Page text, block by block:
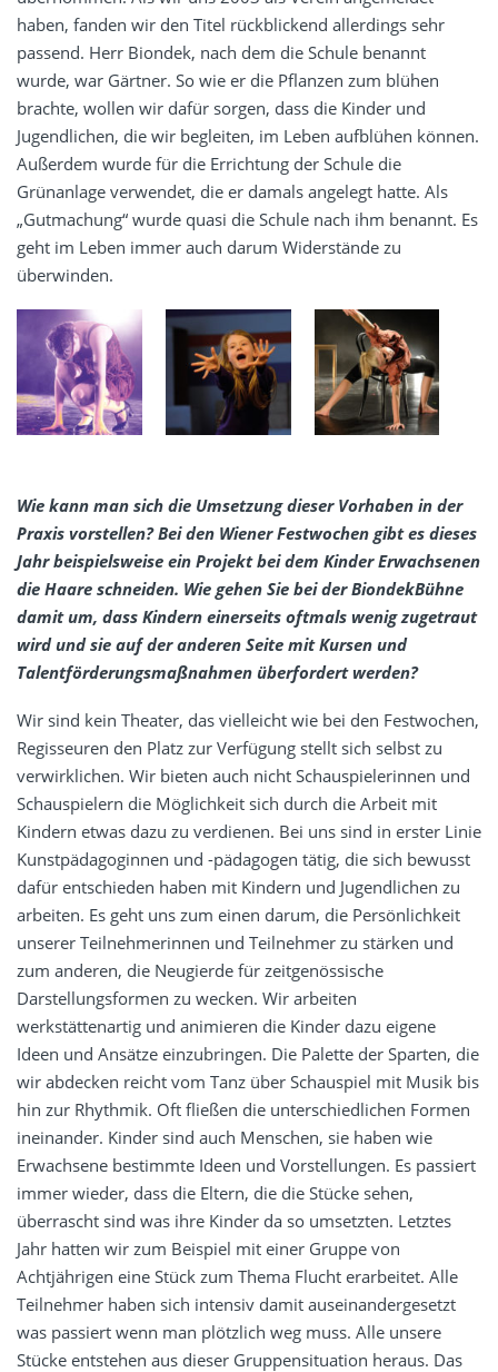
haben, fanden wir den Titel rückblickend allerdings sehr
passend. Herr Biondek, nach dem die Schule benannt
wurde, war Gärtner. So wie er die Pflanzen zum blühen
brachte, wollen wir dafür sorgen, dass die Kinder und
Jugendlichen, die wir begleiten, im Leben aufblühen können.
Außerdem wurde für die Errichtung der Schule die
Grünanlage verwendet, die er damals angelegt hatte. Als
„Gutmachung“ wurde quasi die Schule nach ihm benannt. Es
geht im Leben immer auch darum Widerstände zu
überwinden.
Wie kann man sich die Umsetzung dieser Vorhaben in der
Praxis vorstellen? Bei den Wiener Festwochen gibt es dieses
Jahr beispielsweise ein Projekt bei dem Kinder Erwachsenen
die Haare schneiden. Wie gehen Sie bei der BiondekBühne
damit um, dass Kindern einerseits oftmals wenig zugetraut
wird und sie auf der anderen Seite mit Kursen und
Talentförderungsmaßnahmen überfordert werden?
Wir sind kein Theater, das vielleicht wie bei den Festwochen,
Regisseuren den Platz zur Verfügung stellt sich selbst zu
verwirklichen. Wir bieten auch nicht Schauspielerinnen und
Schauspielern die Möglichkeit sich durch die Arbeit mit
Kindern etwas dazu zu verdienen. Bei uns sind in erster Linie
Kunstpädagoginnen und -pädagogen tätig, die sich bewusst
dafür entschieden haben mit Kindern und Jugendlichen zu
arbeiten. Es geht uns zum einen darum, die Persönlichkeit
unserer Teilnehmerinnen und Teilnehmer zu stärken und
zum anderen, die Neugierde für zeitgenössische
Darstellungsformen zu wecken. Wir arbeiten
werkstättenartig und animieren die Kinder dazu eigene
Ideen und Ansätze einzubringen. Die Palette der Sparten, die
wir abdecken reicht vom Tanz über Schauspiel mit Musik bis
hin zur Rhythmik. Oft fließen die unterschiedlichen Formen
ineinander. Kinder sind auch Menschen, sie haben wie
Erwachsene bestimmte Ideen und Vorstellungen. Es passiert
immer wieder, dass die Eltern, die die Stücke sehen,
überrascht sind was ihre Kinder da so umsetzten. Letztes
Jahr hatten wir zum Beispiel mit einer Gruppe von
Achtjährigen eine Stück zum Thema Flucht erarbeitet. Alle
Teilnehmer haben sich intensiv damit auseinandergesetzt
was passiert wenn man plötzlich weg muss. Alle unsere
Stücke entstehen aus dieser Gruppensituation heraus. Das